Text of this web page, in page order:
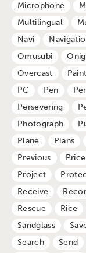
Microphone
Multilingual
Navi
Omusubi
Overcast
Paint
PC
Pen
Persevering
Photograph
Plane
Plans
Previous
Price
Project
Receive
Rescue
Rice
Sandglass
Search
Send